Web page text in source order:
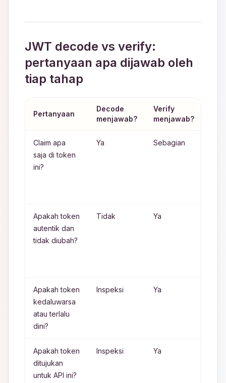
JWT decode vs verify:
pertanyaan apa dijawab oleh
tiap tahap
Pertanyaan
Decode
menjawab?
Verify
menjawab?
Claim apa
saja di token
ini?
Ya Sebagian
Apakah token
autentik dan
tidak diubah?
Tidak Ya
Apakah token
kedaluwarsa
atau terlalu
dini?
Inspeksi Ya
Apakah token
ditujukan
untuk API ini?
Inspeksi Ya